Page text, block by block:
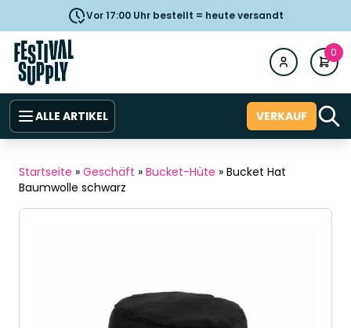
Vor 17:00 Uhr bestellt = heute versandt
0
ALLE ARTIKEL VERKAUF
Startseite » Geschäft » Bucket-Hüte » Bucket Hat
Baumwolle schwarz